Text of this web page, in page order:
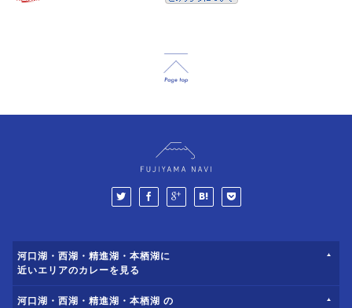
河口湖・西湖・精進湖・本栖湖に
近いエリアのカレーを見る
河口湖・西湖・精進湖・本栖湖 の